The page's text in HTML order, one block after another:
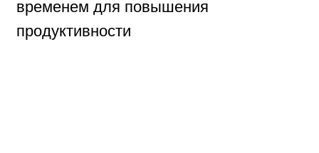
временем для повышения
продуктивности